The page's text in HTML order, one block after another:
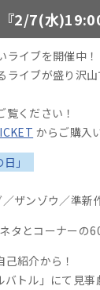
2/7(水
イブを開催中！
イブが盛り沢山
覧ください！
からご購入
日」
ザンゾウ／準新
タとコーナーの
紹介から！
トル」にて見事